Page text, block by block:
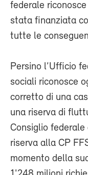
federale
stata finanziata
tutte le
Persino l’Ufficio
sociali riconosce
corretto di una
una riserva di
Consiglio
riserva alla CP
momento della